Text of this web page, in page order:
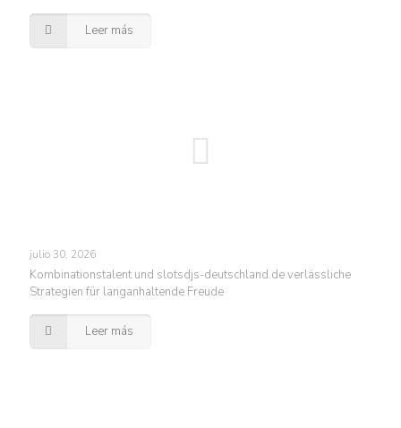
Leer más
julio 30, 2026
Kombinationstalent und slotsdjs-deutschland.de verlässliche
Strategien für langanhaltende Freude
Leer más